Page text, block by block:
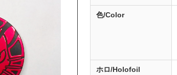
色/Color
ホロ/Holofoil